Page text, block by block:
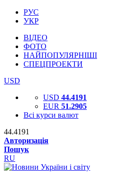
РУС
УКР
ВІДЕО
ФОТО
НАЙПОПУЛЯРНІШІ
СПЕЦПРОЕКТИ
USD
USD 44.4191
EUR 51.2905
Всі курси валют
44.4191
Авторизація
Пошук
RU